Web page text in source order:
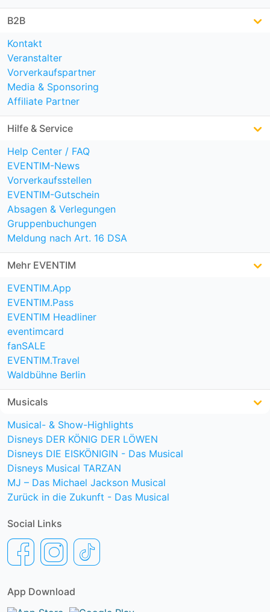
B2B
Kontakt
Veranstalter
Vorverkaufspartner
Media & Sponsoring
Affiliate Partner
Hilfe & Service
Help Center / FAQ
EVENTIM-News
Vorverkaufsstellen
EVENTIM-Gutschein
Absagen & Verlegungen
Gruppenbuchungen
Meldung nach Art. 16 DSA
Mehr EVENTIM
EVENTIM.App
EVENTIM.Pass
EVENTIM Headliner
eventimcard
fanSALE
EVENTIM.Travel
Waldbühne Berlin
Musicals
Musical- & Show-Highlights
Disneys DER KÖNIG DER LÖWEN
Disneys DIE EISKÖNIGIN - Das Musical
Disneys Musical TARZAN
MJ – Das Michael Jackson Musical
Zurück in die Zukunft - Das Musical
Social Links
App Download